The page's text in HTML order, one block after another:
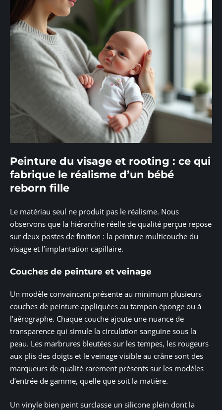
Peinture du visage et rooting : ce qui
fabrique le réalisme d’un bébé
reborn fille
Le matériau seul ne produit pas le réalisme. Nous
observons que la hiérarchie réelle de qualité perçue repose
sur deux postes de finition : la peinture multicouche du
visage et l’implantation capillaire.
Couches de peinture et veinage
Un modèle convaincant présente au minimum plusieurs
couches de peinture appliquées au tampon éponge ou à
l’aérographe. Chaque couche ajoute une nuance de
transparence qui simule la circulation sanguine sous la
peau. Les marbrures bleutées sur les tempes, les rougeurs
aux plis des doigts et le veinage visible au crâne sont des
marqueurs de qualité rarement présents sur les modèles
d’entrée de gamme, quelle que soit la matière.
Un vinyle bien peint surclasse un silicone plein dont la